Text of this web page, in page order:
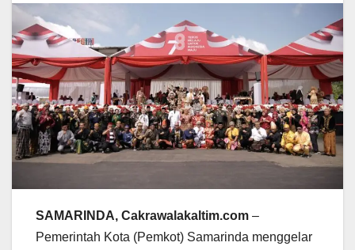
SAMARINDA, Cakrawalakaltim.com –
Pemerintah Kota (Pemkot) Samarinda menggelar